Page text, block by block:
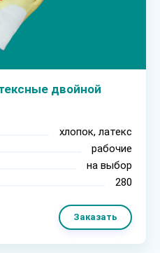
двойной
хлопок, латекс
рабочие
на выбор
280
Заказать